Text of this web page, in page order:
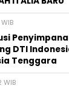
DTI
Tenggara